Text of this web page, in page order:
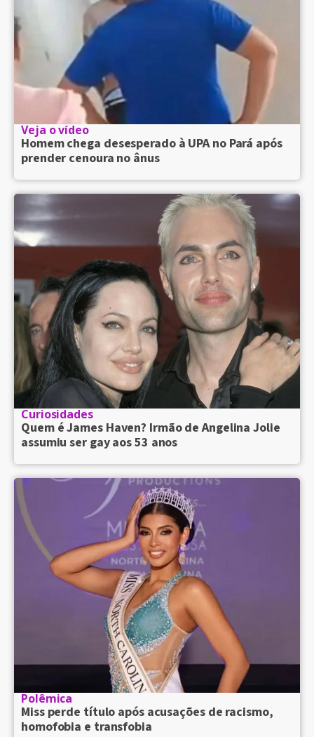
Veja o vídeo
Homem chega desesperado à UPA no Pará após
prender cenoura no ânus
Curiosidades
Quem é James Haven? Irmão de Angelina Jolie
assumiu ser gay aos 53 anos
Polêmica
Miss perde título após acusações de racismo,
homofobia e transfobia